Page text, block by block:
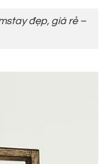
đẹp, giá rẻ –